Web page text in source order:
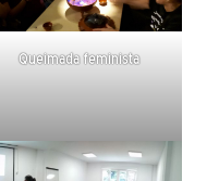
Queimada feminista